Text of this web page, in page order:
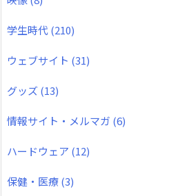
学生時代(210)
ウェブサイト (31)
グッズ (13)
情報サイト・メルマガ (6)
ハードウェア (12)
保健・医療(3)